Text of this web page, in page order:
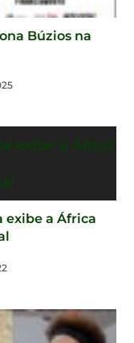
Búzios na
exibe a África